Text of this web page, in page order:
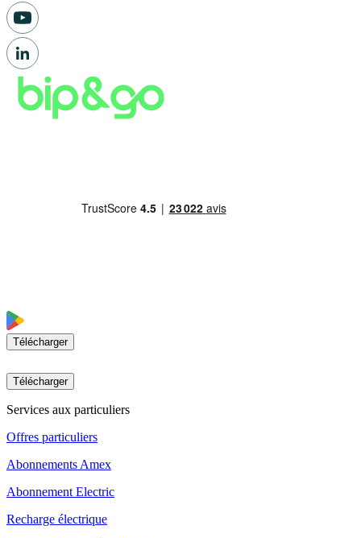
Télécharger
Télécharger
Services aux particuliers
Offres particuliers
Abonnements Amex
Abonnement Electric
Recharge électrique